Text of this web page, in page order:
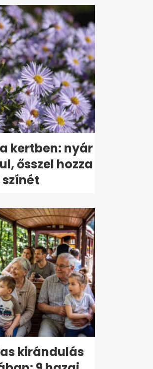
kertben: nyár
ősszel hozza
színét
kirándulás